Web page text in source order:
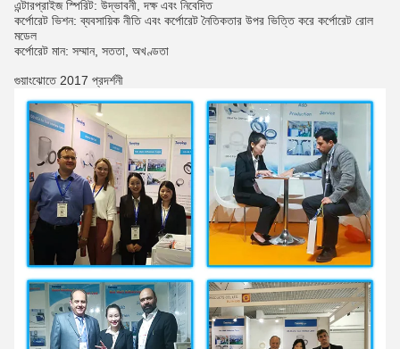
এন্টারপ্রাইজ স্পিরিট: উদ্ভাবনী, দক্ষ এবং নিবেদিত
কর্পোরেট ভিশন: ব্যবসায়িক নীতি এবং কর্পোরেট নৈতিকতার উপর ভিত্তি করে কর্পোরেট রোল
মডেল
কর্পোরেট মান: সম্মান, সততা, অখণ্ডতা
গুয়াংঝোতে 2017 প্রদর্শনী